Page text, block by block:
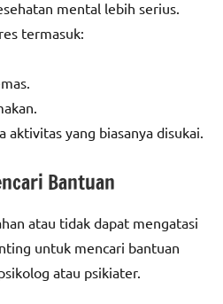
mental lebih serius.
termasuk:
aktivitas yang biasanya disukai.
Bantuan
atau tidak dapat mengatasi
untuk mencari bantuan
atau psikiater.